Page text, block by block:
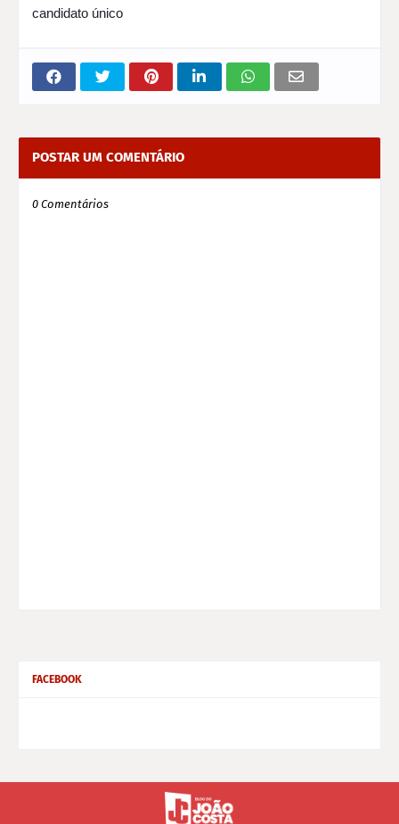
candidato único
POSTAR UM COMENTÁRIO
0 Comentários
FACEBOOK